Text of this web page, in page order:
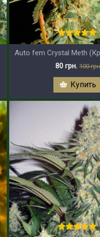
Auto fem Crystal Meth
80 грн. 100
Купить